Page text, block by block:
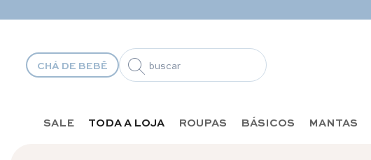
CHÁ DE BEBÊ
SALE TODA A LOJA ROUPAS BÁSICOS MANTAS